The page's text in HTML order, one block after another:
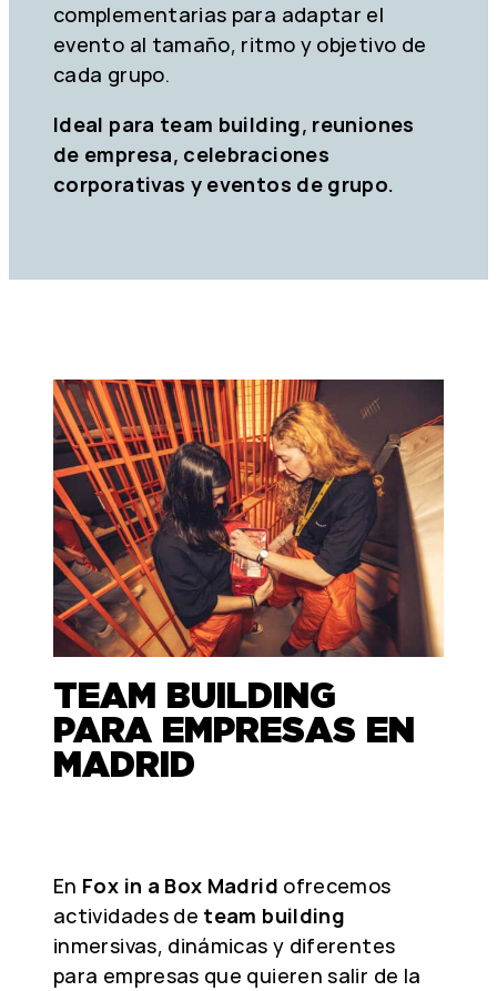
complementarias para adaptar el
evento al tamaño, ritmo y objetivo de
cada grupo.
Ideal para team building, reuniones
de empresa, celebraciones
corporativas y eventos de grupo.
TEAM BUILDING
PARA EMPRESAS EN
MADRID
En Fox in a Box Madrid ofrecemos
actividades de team building
inmersivas, dinámicas y diferentes
para empresas que quieren salir de la